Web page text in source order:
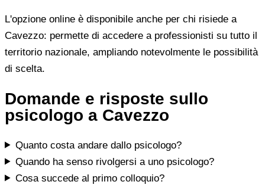
L'opzione online è disponibile anche per chi risiede a
Cavezzo: permette di accedere a professionisti su tutto il
territorio nazionale, ampliando notevolmente le possibilità
di scelta.
Domande e risposte sullo
psicologo a Cavezzo
Quanto costa andare dallo psicologo?
Quando ha senso rivolgersi a uno psicologo?
Cosa succede al primo colloquio?